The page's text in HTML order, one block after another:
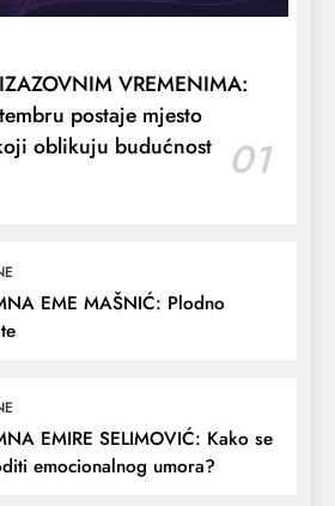
VREMENIMA:
postaje mjesto
oblikuju budućnost
01
EME MAŠNIĆ: Plodno
EMIRE SELIMOVIĆ: Kako se
emocionalnog umora?